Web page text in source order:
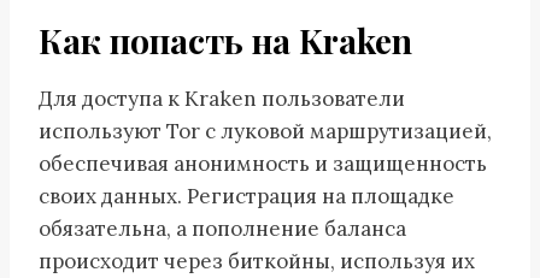
Как попасть на Kraken
Для доступа к Kraken пользователи
используют Tor с луковой маршрутизацией,
обеспечивая анонимность и защищенность
своих данных. Регистрация на площадке
обязательна, а пополнение баланса
происходит через биткойны, используя их